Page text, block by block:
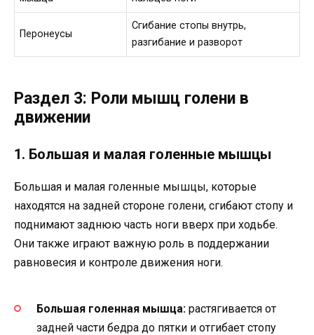
Перонеусы
Сгибание стопы внутрь,
разгибание и разворот
Раздел 3: Роли мышц голени в
движении
1. Большая и малая голенные мышцы
Большая и малая голенные мышцы, которые
находятся на задней стороне голени, сгибают стопу и
поднимают заднюю часть ноги вверх при ходьбе.
Они также играют важную роль в поддержании
равновесия и контроле движения ноги.
Большая голенная мышца: растягивается от
задней части бедра до пятки и отгибает стопу